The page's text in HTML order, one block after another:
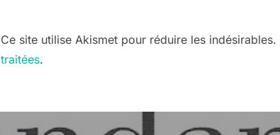
Ce site utilise Akismet pour réduire les indésirables.
traitées.